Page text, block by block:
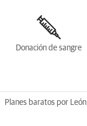
Donación de sangre
Planes baratos por León